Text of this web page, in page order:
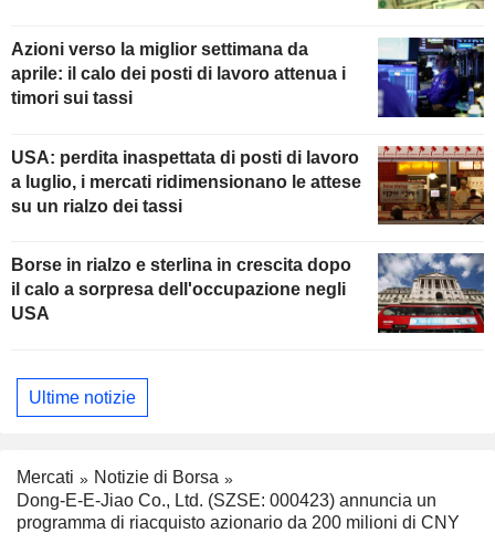
Azioni verso la miglior settimana da
aprile: il calo dei posti di lavoro attenua i
timori sui tassi
USA: perdita inaspettata di posti di lavoro
a luglio, i mercati ridimensionano le attese
su un rialzo dei tassi
Borse in rialzo e sterlina in crescita dopo
il calo a sorpresa dell'occupazione negli
USA
Ultime notizie
Mercati
Notizie di Borsa
Dong-E-E-Jiao Co., Ltd. (SZSE: 000423) annuncia un
programma di riacquisto azionario da 200 milioni di CNY